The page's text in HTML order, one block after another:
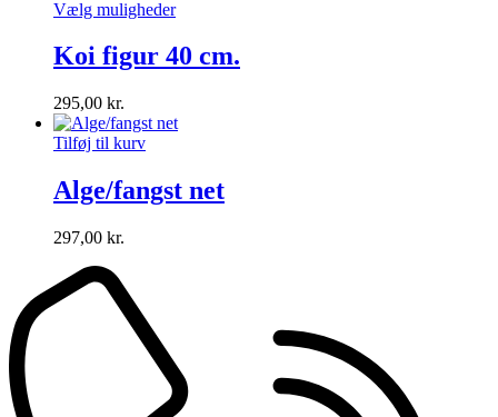
Vælg muligheder
Koi figur 40 cm.
295,00 kr.
Tilføj til kurv
Alge/fangst net
297,00 kr.